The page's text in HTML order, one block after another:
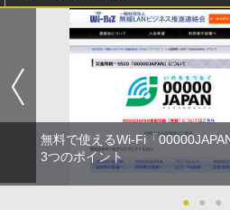
無料で使えるWi-Fi「
3つのポイント
● ● ●